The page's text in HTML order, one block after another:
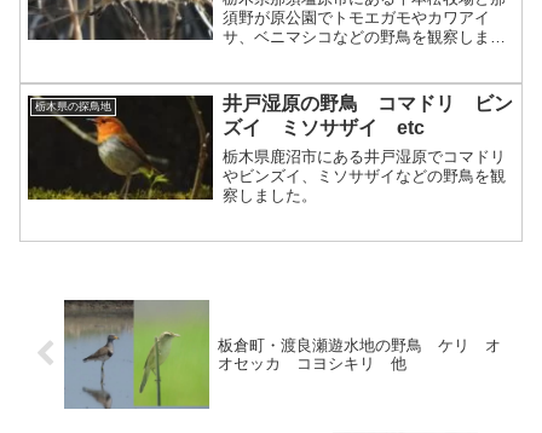
須野が原公園でトモエガモやカワアイ
サ、ベニマシコなどの野鳥を観察しまし
栃木県の探鳥地
井戸湿原の野鳥 コマドリ ビン
ズイ ミソサザイ etc
栃木県鹿沼市にある井戸湿原でコマドリ
やビンズイ、ミソサザイなどの野鳥を観
察しました。
板倉町・渡良瀬遊水地の野鳥 ケリ オ
オセッカ コヨシキリ 他